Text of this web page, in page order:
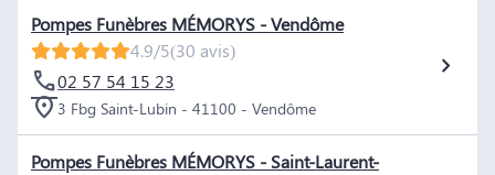
Pompes Funèbres MÉMORYS - Vendôme
4.9/5(30 avis)
02 57 54 15 23
3 Fbg Saint-Lubin - 41100 - Vendôme
Pompes Funèbres MÉMORYS - Saint-Laurent-